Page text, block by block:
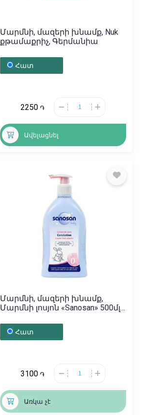
Մարմնի, մազերի խնամք, Nuk
քթամաքրիչ, Գերմանիա
Հատ
2250֏
Ավելացնել
Մարմնի, մազերի խնամք,
Մարմնի լոսյոն «Sanosan» 500մլ,
Հատ
3100֏
Առկա չէ